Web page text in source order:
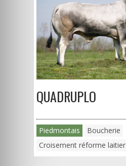
QUADRUPLO
Piedmontais
Boucherie
Croisement réforme laitier